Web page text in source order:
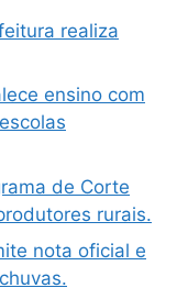
realiza
ensino com
de Corte
rurais.
nota oficial e